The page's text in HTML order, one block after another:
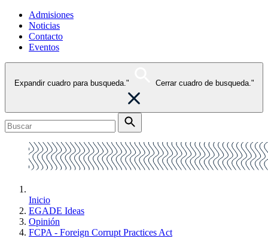
Admisiones
Noticias
Contacto
Eventos
Expandir cuadro para busqueda." Cerrar cuadro de busqueda."
Inicio
EGADE Ideas
Opinión
FCPA - Foreign Corrupt Practices Act